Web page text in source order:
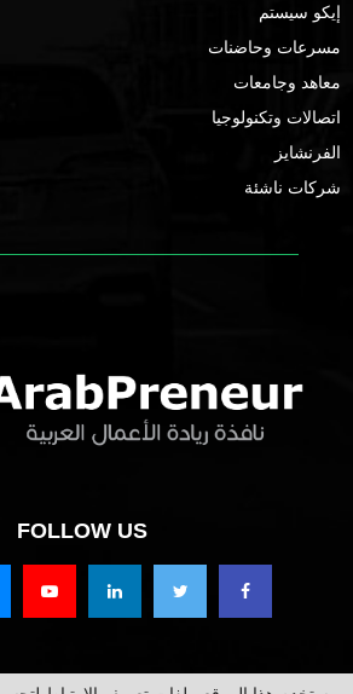
إيكو سيستم
مسرعات وحاضنات
معاهد وجامعات
اتصالات وتكنولوجيا
الفرنشايز
شركات ناشئة
FOLLOW US